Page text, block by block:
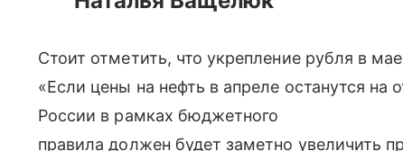
Стоит отметить, что укрепление рубля в
«Если цены на нефть в апреле останутся на
России в рамках бюджетного
правила должен будет заметно увеличить